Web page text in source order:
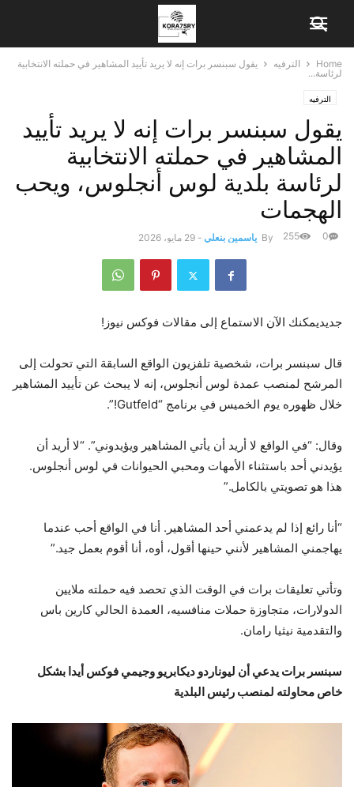
Home الترفيه
يقول سبنسر برات إنه لا يريد تأييد المشاهير في حملته الانتخابية
لرئاسة...
الترفيه
يقول سبنسر برات إنه لا يريد تأييد
المشاهير في حملته الانتخابية
لرئاسة بلدية لوس أنجلوس، ويحب
الهجمات
By ياسمين بنعلي - 29 مايو، 2026 0
255
جديديمكنك الآن الاستماع إلى مقالات فوكس نيوز!
قال سبنسر برات، شخصية تلفزيون الواقع السابقة التي تحولت إلى
المرشح لمنصب عمدة لوس أنجلوس، إنه لا يبحث عن تأييد المشاهير
خلال ظهوره يوم الخميس في برنامج “Gutfeld!”.
وقال: “في الواقع لا أريد أن يأتي المشاهير ويؤيدوني”. “لا أريد أن
يؤيدني أحد باستثناء الأمهات ومحبي الحيوانات في لوس أنجلوس.
هذا هو تصويتي بالكامل.”
“أنا رائع إذا لم يدعمني أحد المشاهير. أنا في الواقع أحب عندما
يهاجمني المشاهير لأنني حينها أقول، أوه، أنا أقوم بعمل جيد.”
وتأتي تعليقات برات في الوقت الذي تحصد فيه حملته ملايين
الدولارات، متجاوزة حملات منافسيه، العمدة الحالي كارين باس
والتقدمية نيثيا رامان.
سبنسر برات يدعي أن ليوناردو ديكابريو وجيمي فوكس أيدا بشكل
خاص محاولته لمنصب رئيس البلدية